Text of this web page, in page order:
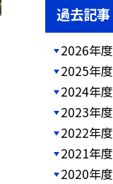
過去記事
2026年度
2025年度
2024年度
2023年度
2022年度
2021年度
2020年度